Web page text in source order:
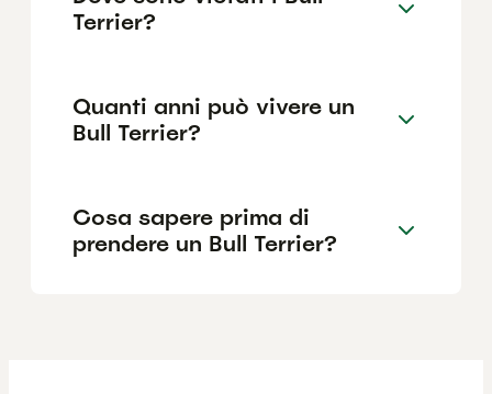
Terrier?
Quanti anni può vivere un
Bull Terrier?
Cosa sapere prima di
prendere un Bull Terrier?